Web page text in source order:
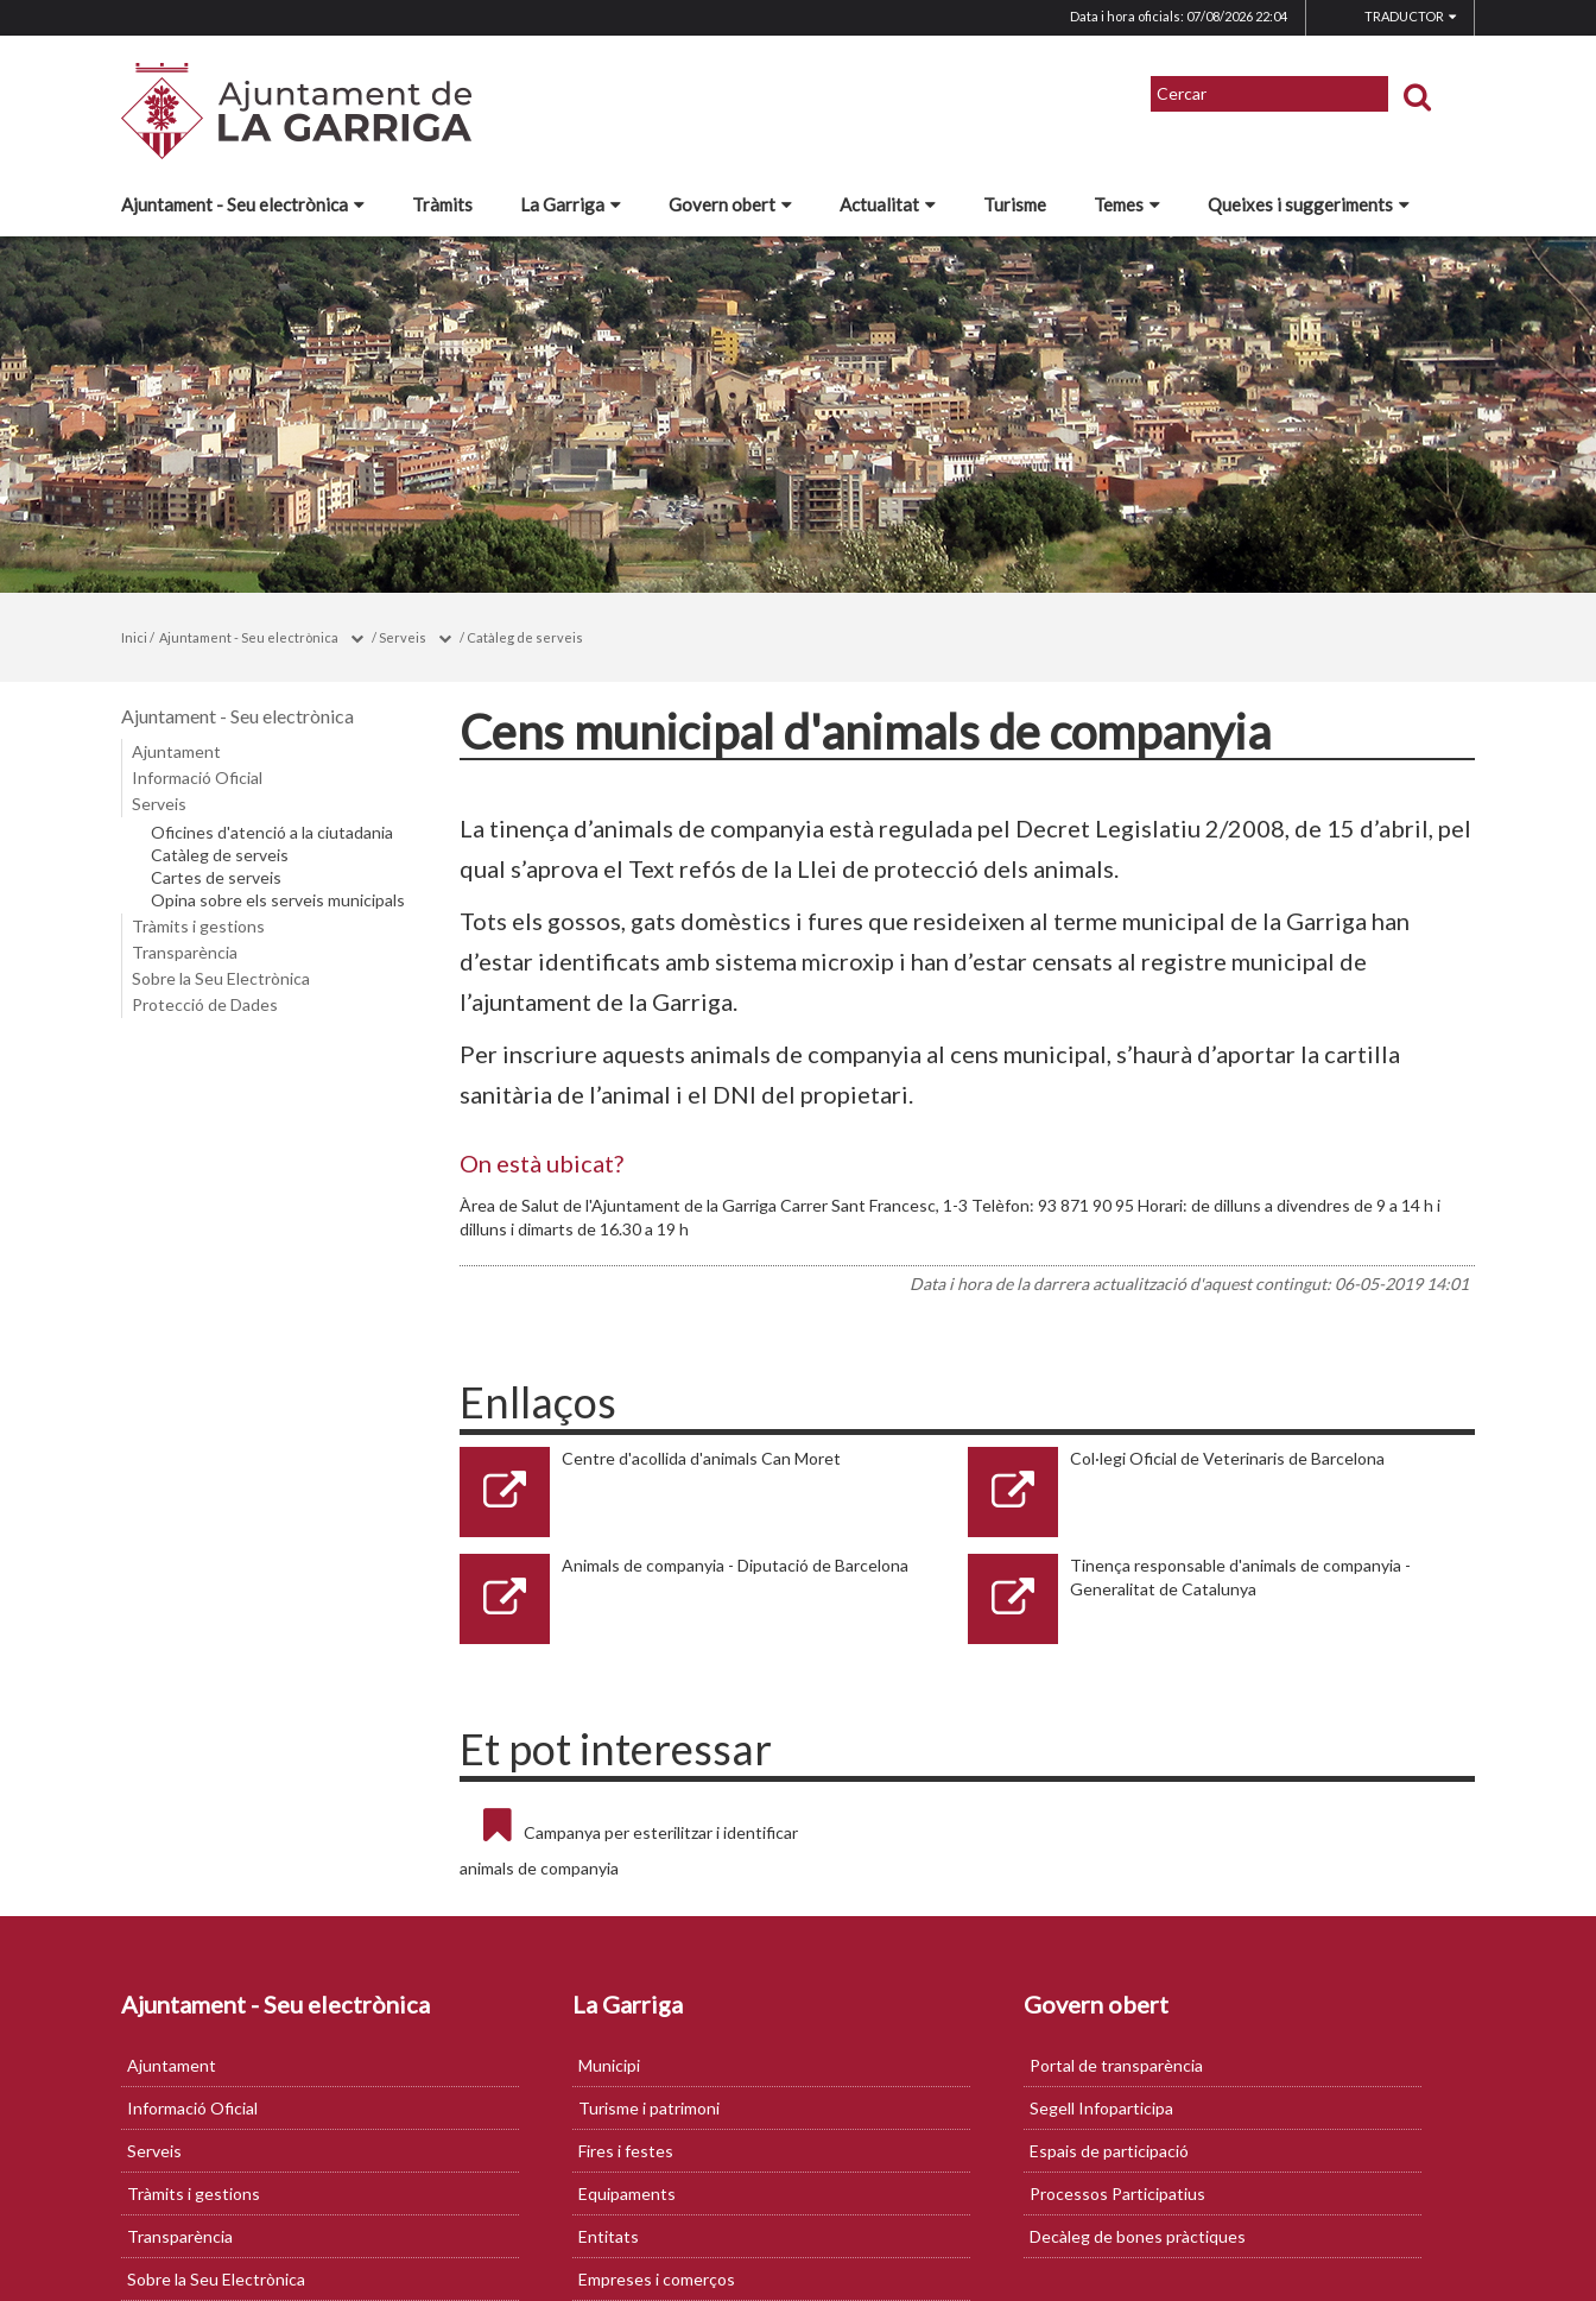
Data i hora oficials: 07/08/2026 22:04 TRADUCTOR
Ajuntament - Seu electrònica Tràmits La Garriga Govern obert Actualitat Turisme Temes Queixes i suggeriments
Inici / Ajuntament - Seu electrònica / Serveis / Catàleg de serveis
Ajuntament - Seu electrònica
Ajuntament
Informació Oficial
Serveis
Oficines d'atenció a la ciutadania
Catàleg de serveis
Cartes de serveis
Opina sobre els serveis municipals
Tràmits i gestions
Transparència
Sobre la Seu Electrònica
Protecció de Dades
Cens municipal d'animals de companyia
La tinença d’animals de companyia està regulada pel Decret Legislatiu 2/2008, de 15 d’abril, pel
qual s’aprova el Text refós de la Llei de protecció dels animals.
Tots els gossos, gats domèstics i fures que resideixen al terme municipal de la Garriga han
d’estar identificats amb sistema microxip i han d’estar censats al registre municipal de
l’ajuntament de la Garriga.
Per inscriure aquests animals de companyia al cens municipal, s’haurà d’aportar la cartilla
sanitària de l’animal i el DNI del propietari.
On està ubicat?
Àrea de Salut de l'Ajuntament de la Garriga Carrer Sant Francesc, 1-3 Telèfon: 93 871 90 95 Horari: de dilluns a divendres de 9 a 14 h i
dilluns i dimarts de 16.30 a 19 h
Data i hora de la darrera actualització d'aquest contingut: 06-05-2019 14:01
Enllaços
Centre d'acollida d'animals Can Moret Col·legi Oficial de Veterinaris de Barcelona
Animals de companyia - Diputació de Barcelona
Tinença responsable d'animals de companyia -
Generalitat de Catalunya
Et pot interessar
Campanya per esterilitzar i identificar
animals de companyia
Ajuntament - Seu electrònica
Ajuntament
Informació Oficial
Serveis
Tràmits i gestions
Transparència
Sobre la Seu Electrònica
La Garriga
Municipi
Turisme i patrimoni
Fires i festes
Equipaments
Entitats
Empreses i comerços
Govern obert
Portal de transparència
Segell Infoparticipa
Espais de participació
Processos Participatius
Decàleg de bones pràctiques